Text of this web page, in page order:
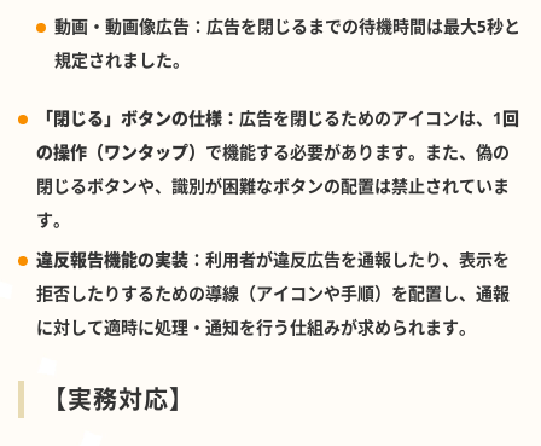
動画・動画像広告：広告を閉じるまでの待機時間は最大5秒と
規定されました。
「閉じる」ボタンの仕様： 広告を閉じるためのアイコンは、 1回
の操作（ワンタップ） で機能する必要があります。また、偽の
閉じるボタンや、識別が困難なボタンの配置は禁止されていま
す。
違反報告機能の実装 ：利用者が違反広告を通報したり、表示を
拒否したりするための導線（アイコンや手順）を配置し、通報
に対して適時に処理・通知を行う仕組みが求められます。
【実務対応】